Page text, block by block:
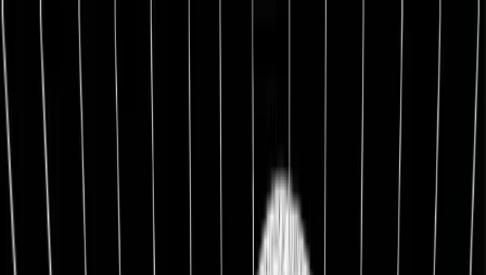
1:1 BETREUUNG
Werde Top 1 % Investor
Persönliche 1:1 Zusammenarbeit — Portfolio-Aufbau,
Strategie & exklusive Co-Investments.
26,8%
Ø Rendite / Jahr
3.129